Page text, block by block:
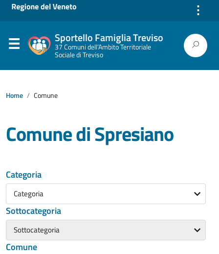
⋮
Sportello Famiglia Treviso
37 Comuni dell’Ambito Territoriale
Sociale di Treviso
Home Comune
Comune di Spresiano
Categoria
Categoria
Sottocategoria
Sottocategoria
Comune